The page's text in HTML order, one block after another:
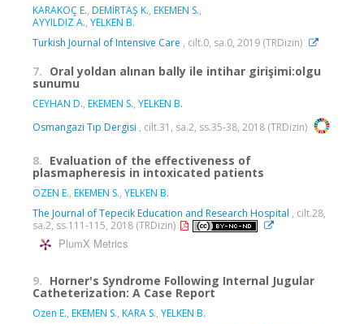
KARAKOÇ E., DEMİRTAŞ K., EKEMEN S.,
AYYILDIZ A., YELKEN B.
Turkish Journal of Intensive Care , cilt.0, sa.0, 2019 (TRDizin)
7. Oral yoldan alınan bally ile intihar girişimi:olgu
sunumu
CEYHAN D., EKEMEN S., YELKEN B.
Osmangazi Tıp Dergisi , cilt.31, sa.2, ss.35-38, 2018 (TRDizin)
8. Evaluation of the effectiveness of
plasmapheresis in intoxicated patients
ÖZEN E., EKEMEN S., YELKEN B.
The Journal of Tepecik Education and Research Hospital , cilt.28,
sa.2, ss.111-115, 2018 (TRDizin)
PlumX Metrics
9. Horner's Syndrome Following Internal Jugular
Catheterization: A Case Report
Ozen E., EKEMEN S., KARA S., YELKEN B.